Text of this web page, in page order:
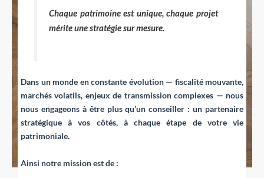
Chaque patrimoine est unique, chaque projet
mérite une stratégie sur mesure.
Dans un monde en constante évolution — fiscalité mouvante,
marchés volatils, enjeux de transmission complexes — nous
nous engageons à être plus qu’un conseiller : un partenaire
stratégique à vos côtés, à chaque étape de votre vie
patrimoniale.
Ainsi notre mission est de :